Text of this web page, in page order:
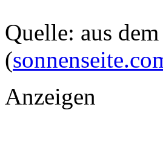
Quelle: aus
(
Anzeigen